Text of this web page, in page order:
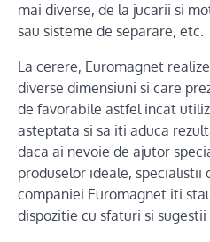
mai diverse, de la jucarii si
sau sisteme de separare, etc.
La cerere, Euromagnet
diverse dimensiuni si care
de favorabile astfel incat
asteptata si sa iti aduca
daca ai nevoie de ajutor
produselor ideale,
companiei Euromagnet iti
dispozitie cu sfaturi si